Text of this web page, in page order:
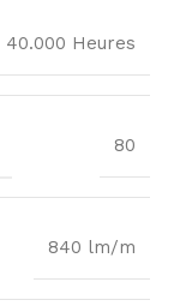
40.000 Heures
80
840 lm/m